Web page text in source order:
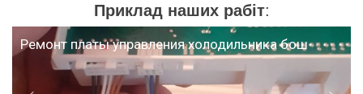
Приклад наших рабіт:
Ремонт платы управления холодильника бош